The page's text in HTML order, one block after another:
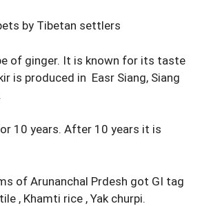
by Tibetan settlers
of ginger. It is known for its taste
is produced in Easr Siang, Siang
10 years. After 10 years it is
of Arunanchal Prdesh got GI tag
, Khamti rice , Yak churpi.